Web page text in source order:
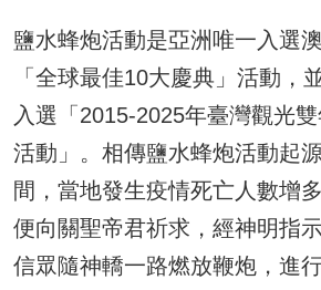
鹽水蜂炮活動是亞洲唯一入選
「全球最佳10大慶典」活動，
入選「2015-2025年臺灣觀光雙
活動」。相傳鹽水蜂炮活動起
間，當地發生疫情死亡人數增
便向關聖帝君祈求，經神明指
信眾隨神轎一路燃放鞭炮，進